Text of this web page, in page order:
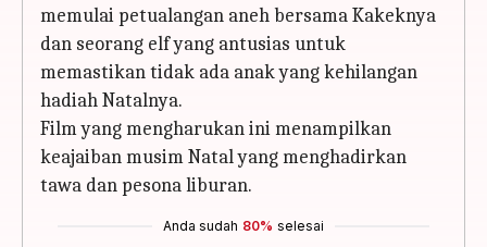
memulai petualangan aneh bersama Kakeknya
dan seorang elf yang antusias untuk
memastikan tidak ada anak yang kehilangan
hadiah Natalnya.
Film yang mengharukan ini menampilkan
keajaiban musim Natal yang menghadirkan
tawa dan pesona liburan.
Anda sudah 80% selesai